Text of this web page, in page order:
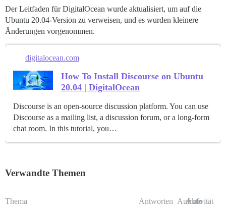
Der Leitfaden für DigitalOcean wurde aktualisiert, um auf die
Ubuntu 20.04-Version zu verweisen, und es wurden kleinere
Änderungen vorgenommen.
digitalocean.com
How To Install Discourse on Ubuntu
20.04 | DigitalOcean
Discourse is an open-source discussion platform. You can use
Discourse as a mailing list, a discussion forum, or a long-form
chat room. In this tutorial, you…
Verwandte Themen
Thema Antworten Aufrufe
Aktivität